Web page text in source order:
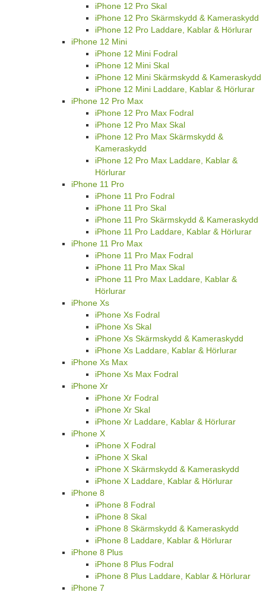
iPhone 12 Pro Skal
iPhone 12 Pro Skärmskydd & Kameraskydd
iPhone 12 Pro Laddare, Kablar & Hörlurar
iPhone 12 Mini
iPhone 12 Mini Fodral
iPhone 12 Mini Skal
iPhone 12 Mini Skärmskydd & Kameraskydd
iPhone 12 Mini Laddare, Kablar & Hörlurar
iPhone 12 Pro Max
iPhone 12 Pro Max Fodral
iPhone 12 Pro Max Skal
iPhone 12 Pro Max Skärmskydd &
Kameraskydd
iPhone 12 Pro Max Laddare, Kablar &
Hörlurar
iPhone 11 Pro
iPhone 11 Pro Fodral
iPhone 11 Pro Skal
iPhone 11 Pro Skärmskydd & Kameraskydd
iPhone 11 Pro Laddare, Kablar & Hörlurar
iPhone 11 Pro Max
iPhone 11 Pro Max Fodral
iPhone 11 Pro Max Skal
iPhone 11 Pro Max Laddare, Kablar &
Hörlurar
iPhone Xs
iPhone Xs Fodral
iPhone Xs Skal
iPhone Xs Skärmskydd & Kameraskydd
iPhone Xs Laddare, Kablar & Hörlurar
iPhone Xs Max
iPhone Xs Max Fodral
iPhone Xr
iPhone Xr Fodral
iPhone Xr Skal
iPhone Xr Laddare, Kablar & Hörlurar
iPhone X
iPhone X Fodral
iPhone X Skal
iPhone X Skärmskydd & Kameraskydd
iPhone X Laddare, Kablar & Hörlurar
iPhone 8
iPhone 8 Fodral
iPhone 8 Skal
iPhone 8 Skärmskydd & Kameraskydd
iPhone 8 Laddare, Kablar & Hörlurar
iPhone 8 Plus
iPhone 8 Plus Fodral
iPhone 8 Plus Laddare, Kablar & Hörlurar
iPhone 7